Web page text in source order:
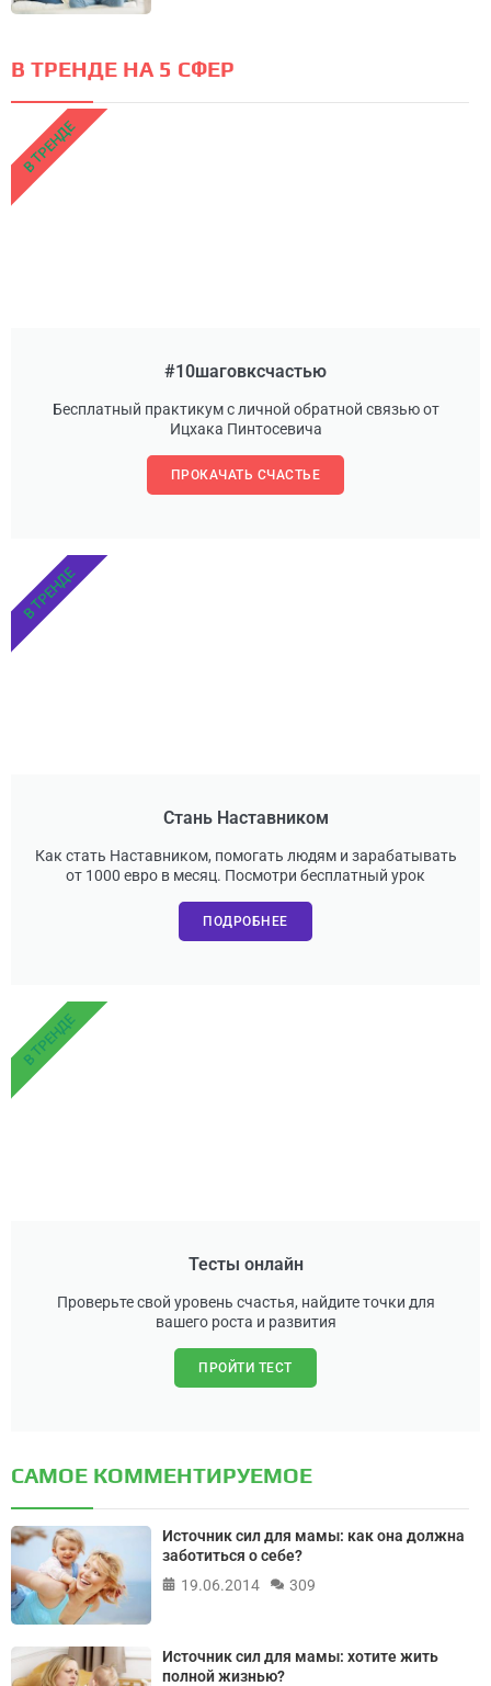
В ТРЕНДЕ НА 5 СФЕР
#10шаговксчастью
Бесплатный практикум с личной обратной связью от
Ицхака Пинтосевича
ПРОКАЧАТЬ СЧАСТЬЕ
В ТРЕНДЕ
Стань Наставником
Как стать Наставником, помогать людям и зарабатывать
от 1000 евро в месяц. Посмотри бесплатный урок
ПОДРОБНЕЕ
В ТРЕНДЕ
Тесты онлайн
Проверьте свой уровень счастья, найдите точки для
вашего роста и развития
ПРОЙТИ ТЕСТ
В ТРЕНДЕ
САМОЕ КОММЕНТИРУЕМОЕ
Источник сил для мамы: как она должна
заботиться о себе?
19.06.2014
309
Источник сил для мамы: хотите жить
полной жизнью?